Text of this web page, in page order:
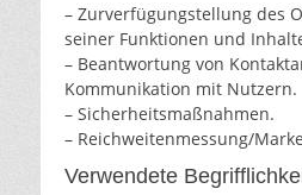
– Zurverfügungstellung des
seiner Funktionen und
– Beantwortung von
Kommunikation mit Nutzern.
– Sicherheitsmaßnahmen.
– Reichweitenmessung/
Verwendete